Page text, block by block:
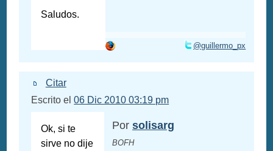
Saludos.
@guillermo_px
Citar
Escrito el06 Dic 2010 03:19 pm
Ok, si te
sirve no dije
Por solisarg
BOFH